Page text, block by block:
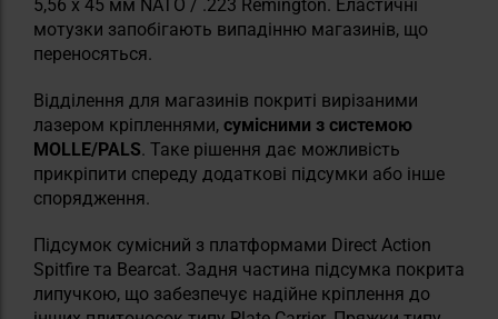
5,56 x 45 мм NATO / .223 Remington. Еластичні
мотузки запобігають випадінню магазинів, що
переносяться.
Відділення для магазинів покриті вирізаними
лазером кріпленнями, сумісними з системою
MOLLE/PALS. Таке рішення дає можливість
прикріпити спереду додаткові підсумки або інше
спорядження.
Підсумок сумісний з платформами Direct Action
Spitfire та Bearcat. Задня частина підсумка покрита
липучкою, що забезпечує надійне кріплення до